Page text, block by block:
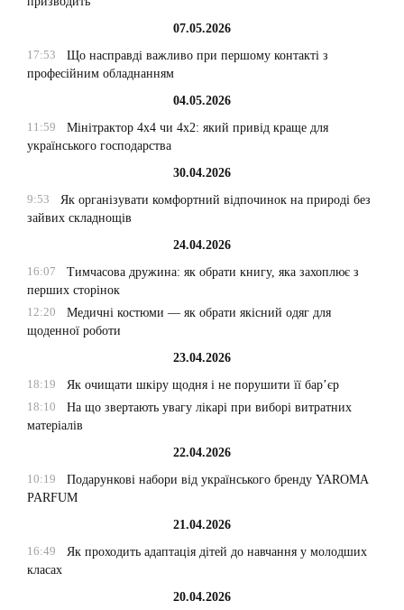
07.05.2026
17:53
Що насправді важливо при першому контакті з
професійним обладнанням
04.05.2026
11:59
Мінітрактор 4х4 чи 4х2: який привід краще для
українського господарства
30.04.2026
9:53
Як організувати комфортний відпочинок на природі без
зайвих складнощів
24.04.2026
16:07
Тимчасова дружина: як обрати книгу, яка захоплює з
перших сторінок
12:20
Медичні костюми — як обрати якісний одяг для
щоденної роботи
23.04.2026
18:19
Як очищати шкіру щодня і не порушити її бар’єр
18:10
На що звертають увагу лікарі при виборі витратних
матеріалів
22.04.2026
10:19
Подарункові набори від українського бренду YAROMA
PARFUM
21.04.2026
16:49
Як проходить адаптація дітей до навчання у молодших
класах
20.04.2026